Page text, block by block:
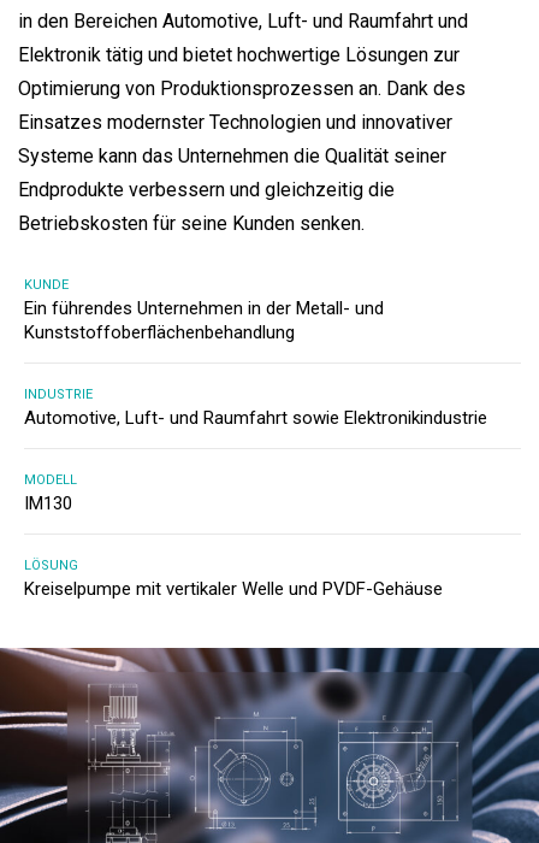
in den Bereichen Automotive, Luft- und Raumfahrt und
Elektronik tätig und bietet hochwertige Lösungen zur
Optimierung von Produktionsprozessen an. Dank des
Einsatzes modernster Technologien und innovativer
Systeme kann das Unternehmen die Qualität seiner
Endprodukte verbessern und gleichzeitig die
Betriebskosten für seine Kunden senken.
KUNDE
Ein führendes Unternehmen in der Metall- und
Kunststoffoberflächenbehandlung
INDUSTRIE
Automotive, Luft- und Raumfahrt sowie Elektronikindustrie
MODELL
IM130
LÖSUNG
Kreiselpumpe mit vertikaler Welle und PVDF-Gehäuse